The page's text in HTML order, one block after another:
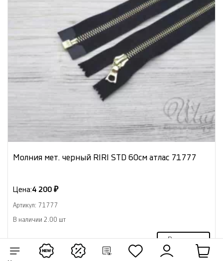
Молния мет. черный RIRI STD 60см атлас 71777
Цена:4 200 ₽
Артикул: 71777
В наличии 2.00 шт
В корзину